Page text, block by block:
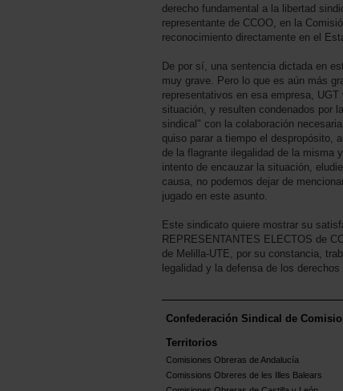
derecho fundamental a la libertad
representante de CCOO, en la
reconocimiento directamente en el
De por sí, una sentencia dictada en
muy grave. Pero lo que es aún más
representativos en esa empresa,
situación, y resulten condenados por
sindical" con la colaboración
quiso parar a tiempo el despropósito,
de la flagrante ilegalidad de la misma
intento de encauzar la situación,
causa, no podemos dejar de
jugado en este asunto.
Este sindicato quiere mostrar su
REPRESENTANTES ELECTOS de
de Melilla-UTE, por su constancia,
legalidad y la defensa de los
Confederación Sindical de
Territorios
Comisiones Obreras de Andalucía
Comissions Obreres de les Illes Balears